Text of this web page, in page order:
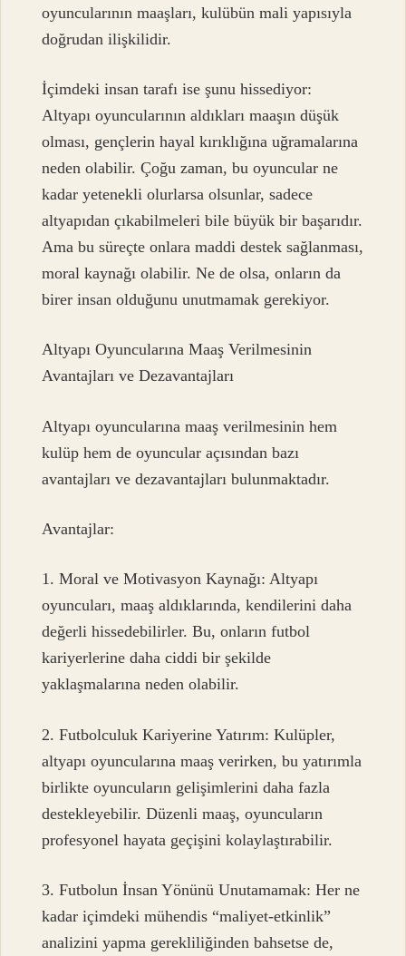
oyuncularının maaşları, kulübün mali yapısıyla
doğrudan ilişkilidir.
İçimdeki insan tarafı ise şunu hissediyor:
Altyapı oyuncularının aldıkları maaşın düşük
olması, gençlerin hayal kırıklığına uğramalarına
neden olabilir. Çoğu zaman, bu oyuncular ne
kadar yetenekli olurlarsa olsunlar, sadece
altyapıdan çıkabilmeleri bile büyük bir başarıdır.
Ama bu süreçte onlara maddi destek sağlanması,
moral kaynağı olabilir. Ne de olsa, onların da
birer insan olduğunu unutmamak gerekiyor.
Altyapı Oyuncularına Maaş Verilmesinin
Avantajları ve Dezavantajları
Altyapı oyuncularına maaş verilmesinin hem
kulüp hem de oyuncular açısından bazı
avantajları ve dezavantajları bulunmaktadır.
Avantajlar:
1. Moral ve Motivasyon Kaynağı: Altyapı
oyuncuları, maaş aldıklarında, kendilerini daha
değerli hissedebilirler. Bu, onların futbol
kariyerlerine daha ciddi bir şekilde
yaklaşmalarına neden olabilir.
2. Futbolculuk Kariyerine Yatırım: Kulüpler,
altyapı oyuncularına maaş verirken, bu yatırımla
birlikte oyuncuların gelişimlerini daha fazla
destekleyebilir. Düzenli maaş, oyuncuların
profesyonel hayata geçişini kolaylaştırabilir.
3. Futbolun İnsan Yönünü Unutamamak: Her ne
kadar içimdeki mühendis “maliyet-etkinlik”
analizini yapma gerekliliğinden bahsetse de,